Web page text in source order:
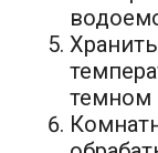
темном